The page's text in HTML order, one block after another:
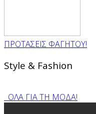
ΠΡΟΤΑΣΕΙΣ ΦΑΓΗΤΟΥ!
Style & Fashion
ΟΛΑ ΓΙΑ ΤΗ ΜΟΔΑ!